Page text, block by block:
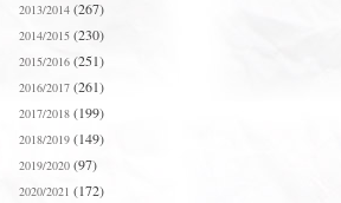
2013/2014 (267)
2014/2015 (230)
2015/2016 (251)
2016/2017 (261)
2017/2018 (199)
2018/2019 (149)
2019/2020 (97)
2020/2021 (172)